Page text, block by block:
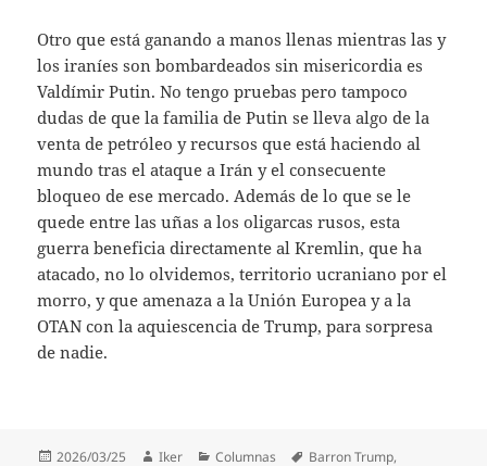
Otro que está ganando a manos llenas mientras las y
los iraníes son bombardeados sin misericordia es
Valdímir Putin. No tengo pruebas pero tampoco
dudas de que la familia de Putin se lleva algo de la
venta de petróleo y recursos que está haciendo al
mundo tras el ataque a Irán y el consecuente
bloqueo de ese mercado. Además de lo que se le
quede entre las uñas a los oligarcas rusos, esta
guerra beneficia directamente al Kremlin, que ha
atacado, no lo olvidemos, territorio ucraniano por el
morro, y que amenaza a la Unión Europea y a la
OTAN con la aquiescencia de Trump, para sorpresa
de nadie.
Publicado
2026/03/25 Autor
Iker Categorías
Columnas Etiquetas
Barron Trump,